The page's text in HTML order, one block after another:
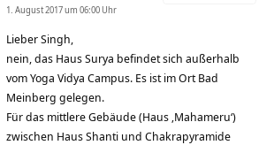
1. August 2017 um 06:00 Uhr
Lieber Singh,
nein, das Haus Surya befindet sich außerhalb
vom Yoga Vidya Campus. Es ist im Ort Bad
Meinberg gelegen.
Für das mittlere Gebäude (Haus ‚Mahameru‘)
zwischen Haus Shanti und Chakrapyramide